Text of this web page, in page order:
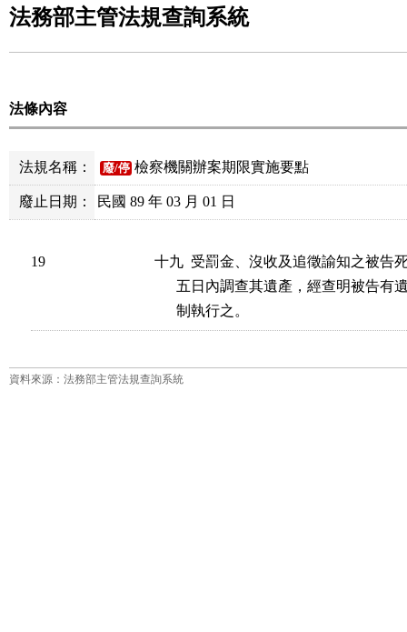
法務部主管法規查詢系統
法條內容
法規名稱： 廢/停 檢察機關辦案期限實施要點
廢止日期： 民國 89 年 03 月 01 日
19
十九  受罰金、沒收及追徵諭知之被告
五日內調查其遺產，經查明被告
      制執行之。
資料來源：法務部主管法規查詢系統